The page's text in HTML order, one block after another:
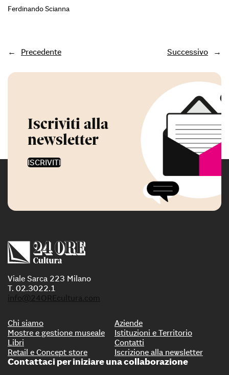
Ferdinando Scianna
← Precedente Successivo →
Iscriviti alla
newsletter
ISCRIVITI
Viale Sarca 223 Milano
T. 02.3022.1
info@24OREcultura.com
Chi siamo
Mostre e gestione museale
Libri
Retail e Concept store
Aziende
Istituzioni e Territorio
Contatti
Iscrizione alla newsletter
Contattaci per iniziare una collaborazione